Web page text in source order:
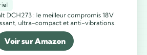
DCH273 : le meilleur compromis 18V
ultra-compact et anti-vibrations.
Voir sur Amazon